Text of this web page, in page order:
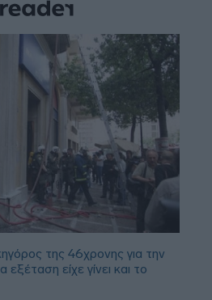
της 46χρονης για την
είχε γίνει και το